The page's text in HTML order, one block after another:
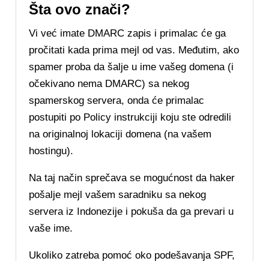
Šta ovo znači?
Vi već imate DMARC zapis i primalac će ga
pročitati kada prima mejl od vas. Međutim, ako
spamer proba da šalje u ime vašeg domena (i
očekivano nema DMARC) sa nekog
spamerskog servera, onda će primalac
postupiti po Policy instrukciji koju ste odredili
na originalnoj lokaciji domena (na vašem
hostingu).
Na taj način sprečava se mogućnost da haker
pošalje mejl vašem saradniku sa nekog
servera iz Indonezije i pokuša da ga prevari u
vaše ime.
Ukoliko zatreba pomoć oko podešavanja SPF,